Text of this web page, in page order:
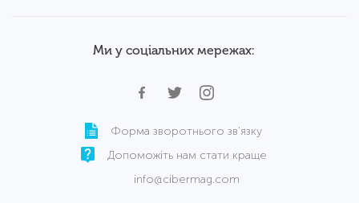
Ми у соціальних мережах:
Форма зворотнього зв'язку
Допоможіть нам стати краще
info@cibermag.com